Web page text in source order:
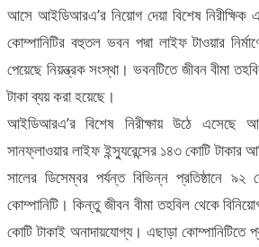
আসে আইডিআরএ’র নিয়োগ দেয়া বিশেষ নিরীক্ষিক
কোম্পানিটির বহুতল ভবন পদ্মা লাইফ টাওয়ার
পেয়েছে নিয়ন্ত্রক সংস্থা। ভবনটিতে জীবন বীমা
টাকা ব্যয় করা হয়েছে।
আইডিআরএ’র বিশেষ নিরীক্ষায় উঠে এসেছে
সানফ্লাওয়ার লাইফ ইন্স্যুরেন্সের ১৪৩ কোটি টাকার
সালের ডিসেম্বর পর্যন্ত বিভিন্ন প্রতিষ্ঠানে ৯২
কোম্পানিটি। কিন্তু জীবন বীমা তহবিল থেকে
কোটি টাকাই অনাদায়যোগ্য। এছাড়া কোম্পানিটিতে